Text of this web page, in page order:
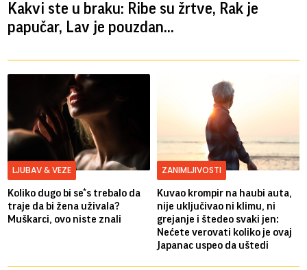
Kakvi ste u braku: Ribe su žrtve, Rak je
papučar, Lav je pouzdan...
LJUBAV & VEZE
Koliko dugo bi se*s trebalo da
traje da bi žena uživala?
Muškarci, ovo niste znali
ZANIMLJIVOSTI
Kuvao krompir na haubi auta,
nije uključivao ni klimu, ni
grejanje i štedeo svaki jen:
Nećete verovati koliko je ovaj
Japanac uspeo da uštedi